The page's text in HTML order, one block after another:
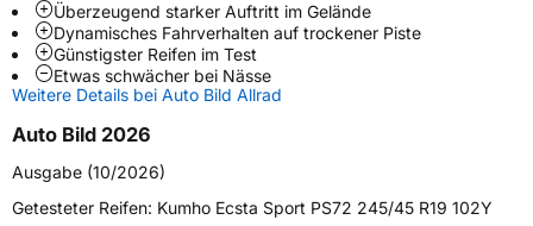
ZustandNeureifen
VerstärktXL
EU Label
Überzeugend starker Auftritt im Gelände
Dynamisches Fahrverhalten auf trockener Piste
Günstigster Reifen im Test
Etwas schwächer bei Nässe
Weitere Details bei Auto Bild Allrad
Auto Bild 2026
Ausgabe (10/2026)
Getesteter Reifen: Kumho Ecsta Sport PS72 245/45 R19 102Y